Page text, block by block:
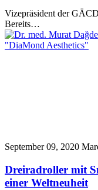
Vizepräsident der
Bereits…
September 09, 2020
Dreiradroller mit
einer Weltneuheit